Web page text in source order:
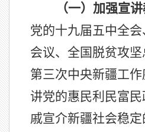
（一）加强宣讲
党的十九届五中全
会议、全国脱贫攻坚
第三次中央新疆工
讲党的惠民利民富
戚宣介新疆社会稳